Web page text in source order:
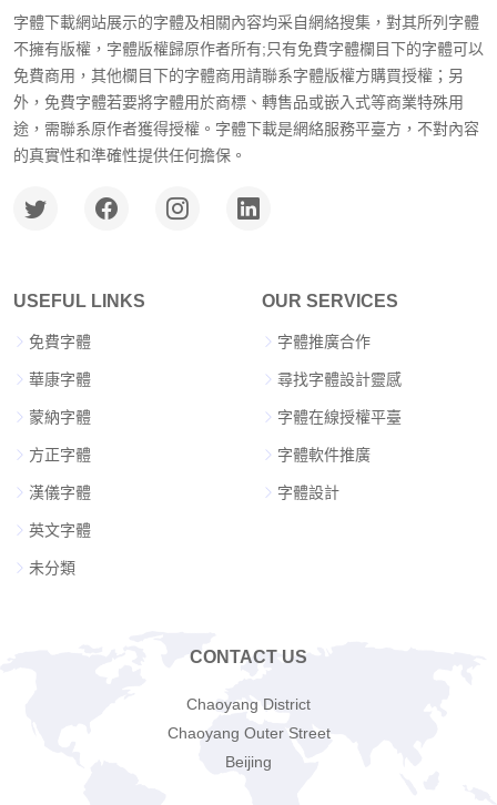
字體下載網站展示的字體及相關內容均采自網絡搜集，對其所列字體
不擁有版權，字體版權歸原作者所有;只有免費字體欄目下的字體可以
免費商用，其他欄目下的字體商用請聯系字體版權方購買授權；另
外，免費字體若要將字體用於商標、轉售品或嵌入式等商業特殊用
途，需聯系原作者獲得授權。字體下載是網絡服務平臺方，不對內容
的真實性和準確性提供任何擔保。
USEFUL LINKS
免費字體
華康字體
蒙納字體
方正字體
漢儀字體
英文字體
未分類
OUR SERVICES
字體推廣合作
尋找字體設計靈感
字體在線授權平臺
字體軟件推廣
字體設計
CONTACT US
Chaoyang District
Chaoyang Outer Street
Beijing